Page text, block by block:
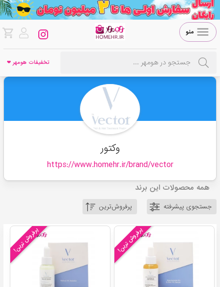
منو
تخفیفات هومهر ❤
وکتور
https://www.homehr.ir/brand/vector
همه محصولات این برند
جستجوی پیشرفته پرفروش‌ترین
پرفروش ترین! پرفروش ترین!